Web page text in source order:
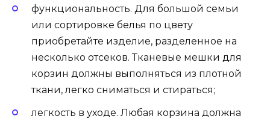
функциональность. Для большой семьи
или сортировке белья по цвету
приобретайте изделие, разделенное на
несколько отсеков. Тканевые мешки для
корзин должны выполняться из плотной
ткани, легко сниматься и стираться;
легкость в уходе. Любая корзина должна